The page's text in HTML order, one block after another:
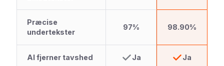
Præcise
undertekster
97% 98.90%
AI fjerner tavshed Ja Ja